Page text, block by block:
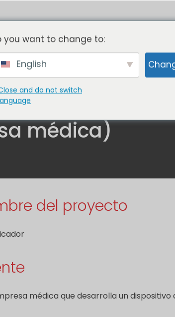
Sin moho - Sin herramientas
CON NOSOTROS PORTAFOLIO
médica)
del proyecto
médica que desarrolla un
you want to change to:
English
and do not switch